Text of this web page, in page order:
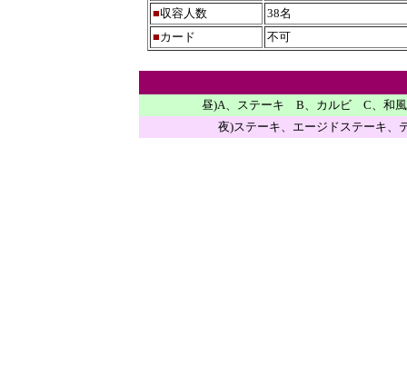
■収容人数
38名
■カード 不可
昼)A、ステーキ B、カルビ C、和風
夜)ステーキ、エージドステーキ、